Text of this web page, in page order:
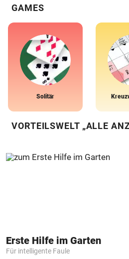
GAMES
Solitär
VORTEILSWELT „ALLE
Erste Hilfe im Garten
Für intelligente Faule